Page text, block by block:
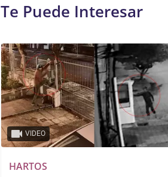
Te Puede Interesar
VIDEO
HARTOS